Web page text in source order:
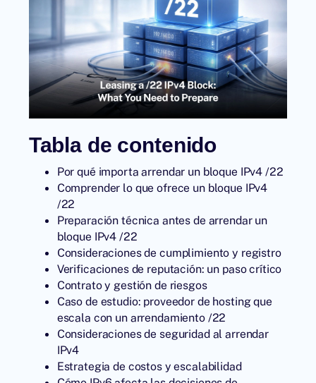
Tabla de contenido
Por qué importa arrendar un bloque IPv4 /22
Comprender lo que ofrece un bloque IPv4
/22
Preparación técnica antes de arrendar un
bloque IPv4 /22
Consideraciones de cumplimiento y registro
Verificaciones de reputación: un paso crítico
Contrato y gestión de riesgos
Caso de estudio: proveedor de hosting que
escala con un arrendamiento /22
Consideraciones de seguridad al arrendar
IPv4
Estrategia de costos y escalabilidad